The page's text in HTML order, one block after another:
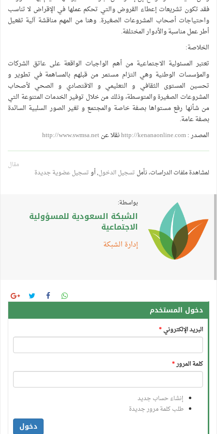
فقد تكون تشريعات إعطاء القروض والتي تحكم عملها في الإقراض لا تناسب
واحتياجات أصحاب المشروعات الصغيرة. وهنا من المهم مناقشة آلية تفعيل
أطر عمل مناسبة والأدوار المختلفة.
الخلاصة:
تعتبر المسئولية الاجتماعية من أهم الواجبات الواقعة على عاتق الشركات
والمؤسسات الوطنية وهي التزام مستمر من قبلهم بالمساهمة في تطوير و
تحسين المستوى الثقافي و التعليمي و الاقتصادي و الصحي لأصحاب
المشروعات الصغيرة والمتوسطة، وذلك من خلال توفير الخدمات المتنوعة التي
من شأنها رفع مستواها بصفة خاصة والمجتمع و تغير الصور السلبية السائدة
بصفة عامة.
المصدر :http://kenanaonline.comنقلا عنhttp://www.swmsa.net
مقال
لمشاهدة ملفات الدراسات، نأمل تسجيل الدخول, أوتسجيل عضوية جديدة
بواسطة:
الشبكة السعودية للمسؤولية
الاجتماعية
إدارة الشبكة
دخول المستخدم
البريد الإلكتروني*
كلمة المرور*
إنشاء حساب جديد
طلب كلمة مرور جديدة
دخول